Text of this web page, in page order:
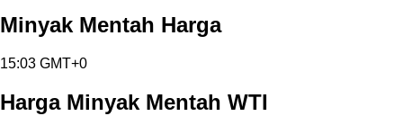
Minyak Mentah Harga
15:03 GMT+0
Harga Minyak Mentah WTI